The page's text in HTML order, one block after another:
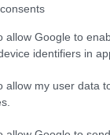
allow Google to
identifiers in
allow my user data
crypto-
de grootste
op te slaan,